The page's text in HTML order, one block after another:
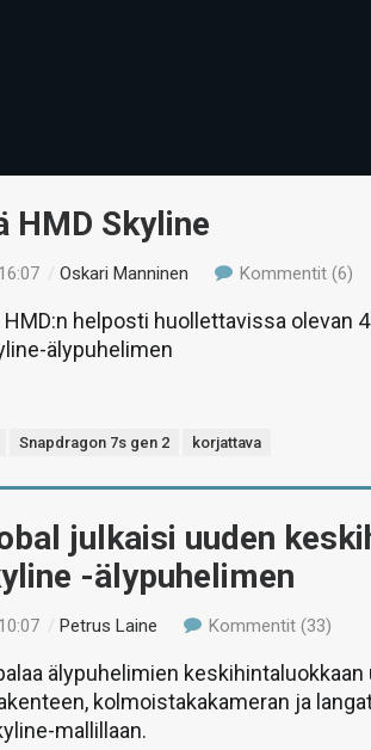
HMD Skyline
/Oskari Manninen Kommentit (6)
helposti huollettavissa olevan
älypuhelimen
Snapdragon 7s gen 2 korjattava
julkaisi uuden
-älypuhelimen
/Petrus Laine Kommentit (33)
älypuhelimien keskihintaluokkaan
kolmoistakakameran ja
mallillaan.